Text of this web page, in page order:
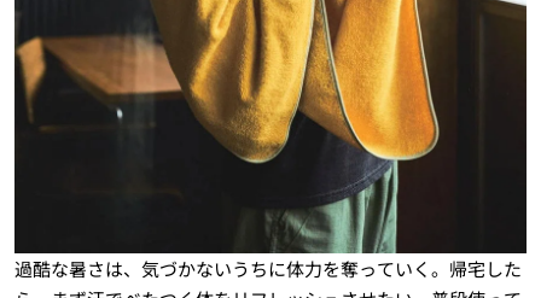
過酷な暑さは、気づかないうちに体力を奪っていく。帰宅した